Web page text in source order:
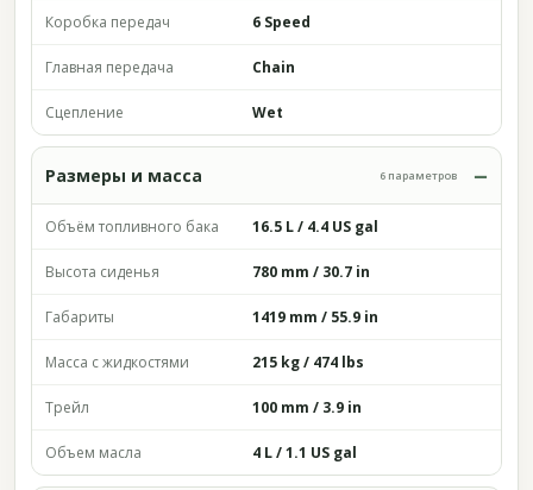
Коробка передач 6 Speed
Главная передача Chain
Сцепление Wet
Размеры и масса 6 параметров
Объём топливного бака 16.5 L / 4.4 US gal
Высота сиденья 780 mm / 30.7 in
Габариты 1419 mm / 55.9 in
Масса с жидкостями 215 kg / 474 lbs
Трейл 100 mm / 3.9 in
Объем масла 4 L / 1.1 US gal